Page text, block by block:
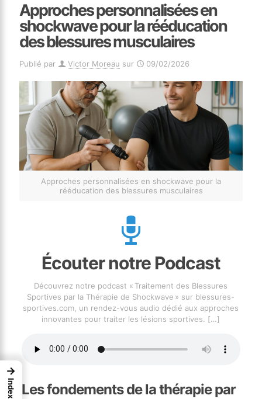
Approches personnalisées en
shockwave pour la rééducation
des blessures musculaires
Publié par Victor Moreau sur 09/02/2026
Approches personnalisées en shockwave pour la
rééducation des blessures musculaires
Écouter notre Podcast
Découvrez notre podcast « Traitement des Blessures
Sportives par la Thérapie de Shockwave » sur blessures-
sportives.com, un rendez-vous audio dédié aux approches
innovantes pour traiter les lésions sportives. […]
Les fondements de la thérapie par
→
Index